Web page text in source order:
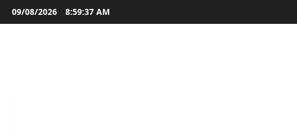
Aller
au
09/08/2026 8:59:38 AM